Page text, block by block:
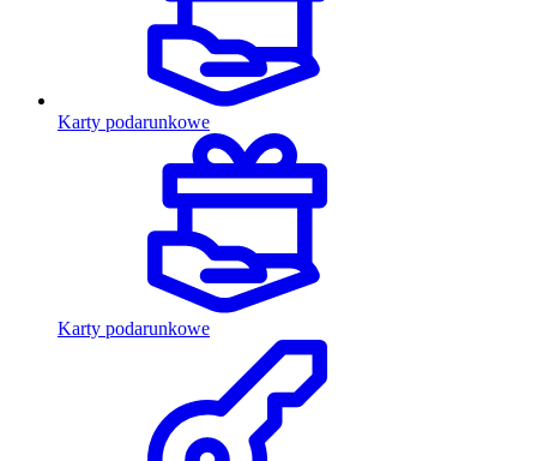
Karty podarunkowe
Karty podarunkowe